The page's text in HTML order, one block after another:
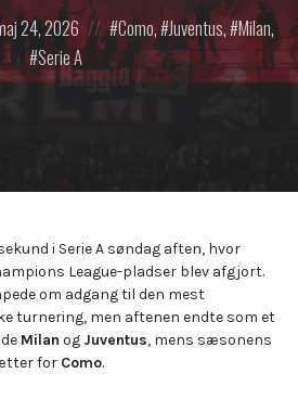
24, 2026
in:Como, Juventus, Milan,
Serie A
i Serie A søndag aften, hvor
League-pladser blev afgjort.
om adgang til den mest
turnering, men aftenen endte som et
Milan og Juventus, mens sæsonens
for Como.